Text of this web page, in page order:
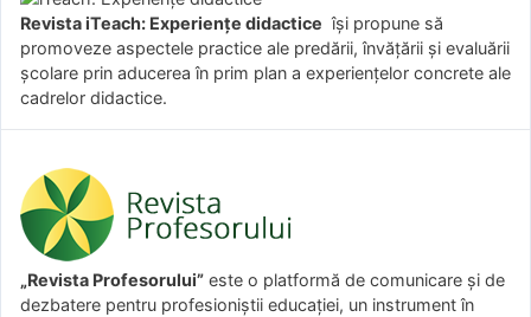
Revista iTeach: Experienţe didactice îşi propune să
promoveze aspectele practice ale predării, învăţării şi evaluării
şcolare prin aducerea în prim plan a experienţelor concrete ale
cadrelor didactice.
„Revista Profesorului” este o platformă de comunicare și de
dezbatere pentru profesioniștii educației, un instrument în